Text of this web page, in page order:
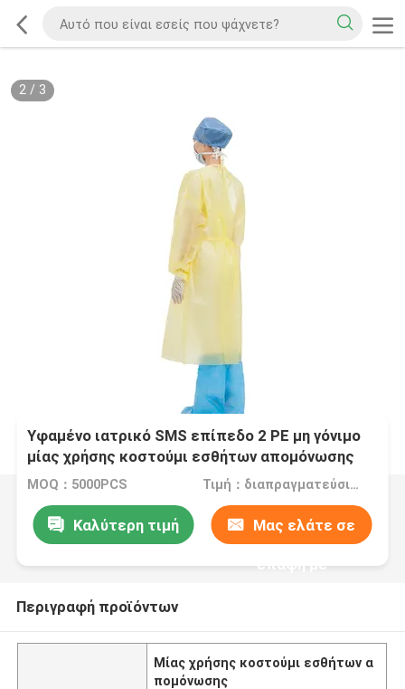
2/ 3
Υφαμένο ιατρικό SMS επίπεδο 2 PE μη γόνιμο
μίας χρήσης κοστούμι εσθήτων απομόνωσης
MOQ：5000PCS Τιμή：διαπραγματεύσιμα
Καλύτερη τιμή Μας ελάτε σε
επαφή με
Περιγραφή προϊόντων
Μίας χρήσης κοστούμι εσθήτων α
πομόνωσης